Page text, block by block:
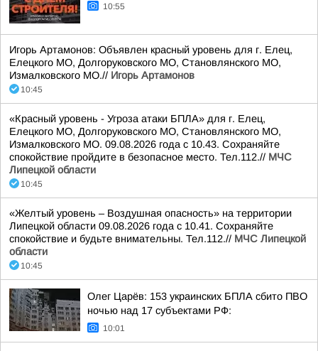
10:55
Игорь Артамонов: Объявлен красный уровень для г. Елец,
Елецкого МО, Долгоруковского МО, Становлянского МО,
Измалковского МО.// Игорь Артамонов
10:45
«Красный уровень - Угроза атаки БПЛА» для г. Елец,
Елецкого МО, Долгоруковского МО, Становлянского МО,
Измалковского МО. 09.08.2026 года с 10.43. Сохраняйте
спокойствие пройдите в безопасное место. Тел.112.// МЧС
Липецкой области
10:45
«Желтый уровень – Воздушная опасность» на территории
Липецкой области 09.08.2026 года с 10.41. Сохраняйте
спокойствие и будьте внимательны. Тел.112.// МЧС Липецкой
области
10:45
Олег Царёв: 153 украинских БПЛА сбито ПВО
ночью над 17 субъектами РФ:
10:01